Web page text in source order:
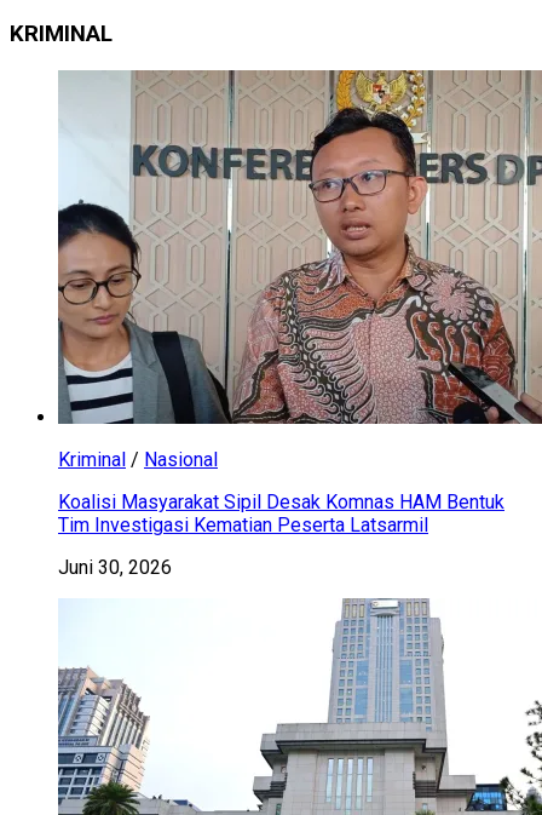
KRIMINAL
Kriminal / Nasional
Koalisi Masyarakat Sipil Desak Komnas HAM Bentuk
Tim Investigasi Kematian Peserta Latsarmil
Juni 30, 2026